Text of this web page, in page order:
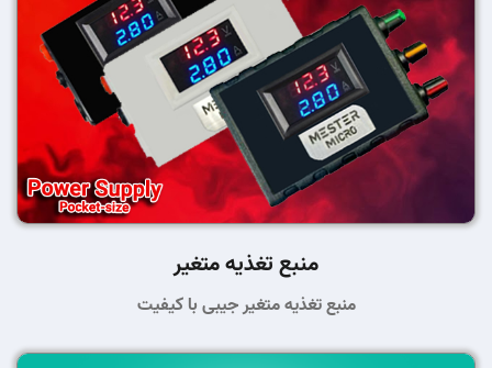
منبع تغذیه متغیر
منبع تغذیه متغیر جیبی با کیفیت